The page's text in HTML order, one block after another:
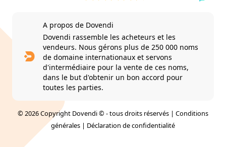
A propos de Dovendi
Dovendi rassemble les acheteurs et les
vendeurs. Nous gérons plus de 250 000 noms
de domaine internationaux et servons
d'intermédiaire pour la vente de ces noms,
dans le but d'obtenir un bon accord pour
toutes les parties.
© 2026 Copyright Dovendi © - tous droits réservés | Conditions
générales | Déclaration de confidentialité